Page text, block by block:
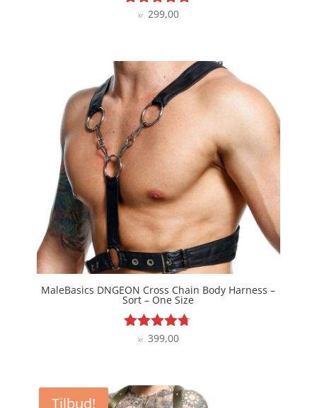
Vurderet
kr.299,00
MaleBasics DNGEON Cross Chain Body Harness –
Sort – One Size
Vurderet
kr. 399,00
Tilbud!